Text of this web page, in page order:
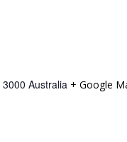
3000 Australia + Google